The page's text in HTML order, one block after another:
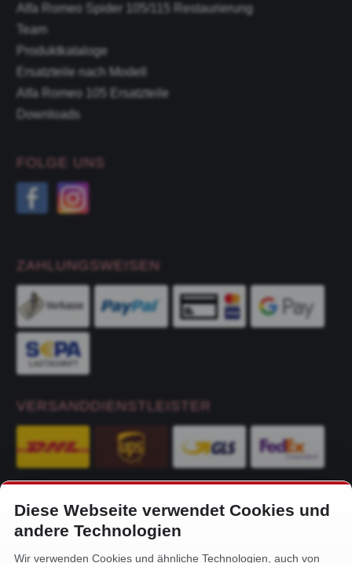
Alfa Romeo Spider 105/115 Restaurierung
Team
Produktkataloge
Ersatzteile nach Modell
Alfa Romeo 105 Ersatzteile
Downloads
FOLGE UNS
ZAHLUNGSWEISEN
VERSANDDIENSTLEISTER
KONTAKT
Alfa-Service Hurtienne GmbH
Diese Webseite verwendet Cookies und
andere Technologien
Wir verwenden Cookies und ähnliche Technologien, auch von